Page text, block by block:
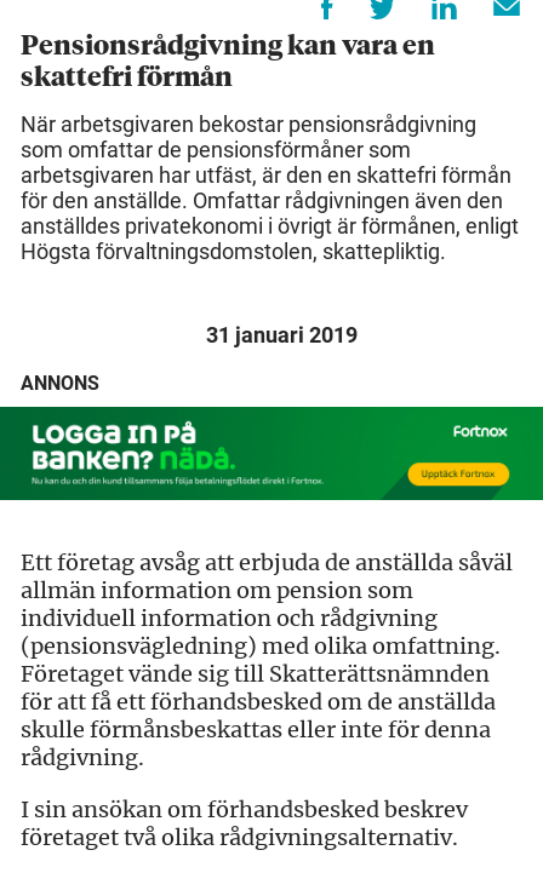
Pensionsrådgivning kan vara en
skattefri förmån
När arbetsgivaren bekostar pensionsrådgivning
som omfattar de pensionsförmåner som
arbetsgivaren har utfäst, är den en skattefri förmån
för den anställde. Omfattar rådgivningen även den
anställdes privatekonomi i övrigt är förmånen, enligt
Högsta förvaltningsdomstolen, skattepliktig.
31 januari 2019
ANNONS
Ett företag avsåg att erbjuda de anställda såväl
allmän information om pension som
individuell information och rådgivning
(pensionsvägledning) med olika omfattning.
Företaget vände sig till Skatterättsnämnden
för att få ett förhandsbesked om de anställda
skulle förmånsbeskattas eller inte för denna
rådgivning.
I sin ansökan om förhandsbesked beskrev
företaget två olika rådgivningsalternativ.